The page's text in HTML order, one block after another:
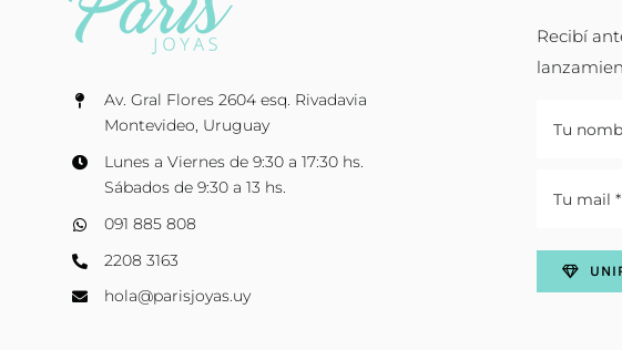
Av. Gral Flores 2604 esq. Rivadavia
Montevideo, Uruguay
Lunes a Viernes de 9:30 a 17:30 hs.
Sábados de 9:30 a 13 hs.
091 885 808
2208 3163
hola@parisjoyas.uy
Recibí